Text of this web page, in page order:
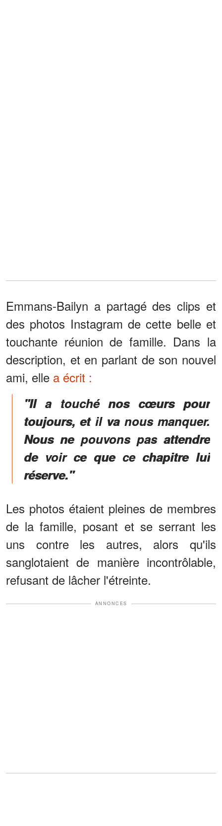
Emmans-Bailyn a partagé des clips et
des photos Instagram de cette belle et
touchante réunion de famille. Dans la
description, et en parlant de son nouvel
ami, elle a écrit :
"Il a touché nos cœurs pour
toujours, et il va nous manquer.
Nous ne pouvons pas attendre
de voir ce que ce chapitre lui
réserve."
Les photos étaient pleines de membres
de la famille, posant et se serrant les
uns contre les autres, alors qu'ils
sanglotaient de manière incontrôlable,
refusant de lâcher l'étreinte.
ANNONCES